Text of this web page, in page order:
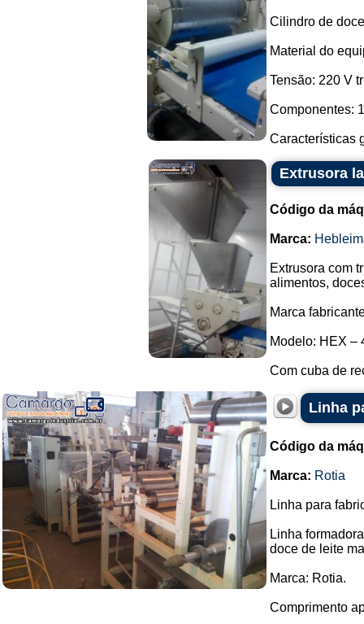
Cilindro de
Material do
Tensão: 220 V
Componentes:
Características
Extrusora
Código da
Marca:
Extrusora com
alimentos,
Marca
Modelo: HEX –
Com cuba de
Linha
Código da
Marca: Rotia
Linha para
Linha
doce de leite
Marca: Rotia.
Comprimento